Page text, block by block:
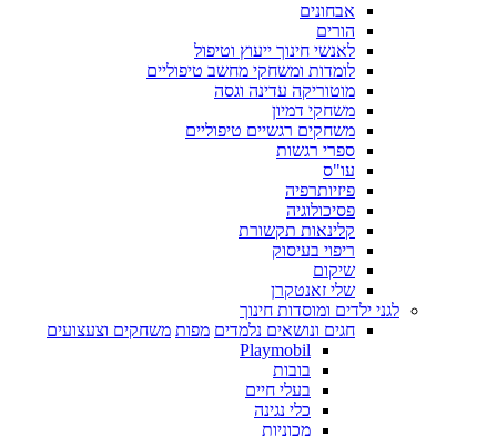
אבחונים
הורים
לאנשי חינוך ייעוץ וטיפול
לומדות ומשחקי מחשב טיפוליים
מוטוריקה עדינה וגסה
משחקי דמיון
משחקים רגשיים טיפוליים
ספרי רגשות
עו"ס
פיזיותרפיה
פסיכולוגיה
קלינאות תקשורת
ריפוי בעיסוק
שיקום
שלי זאנטקרן
לגני ילדים ומוסדות חינוך
חגים ונושאים נלמדים מפות משחקים וצעצועים
Playmobil
בובות
בעלי חיים
כלי נגינה
מכוניות